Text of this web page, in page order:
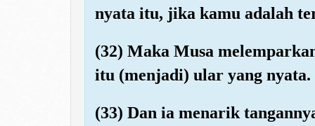
nyata itu, jika kamu adalah
(32) Maka Musa
itu (menjadi) ular yang nyata.
(33) Dan ia menarik